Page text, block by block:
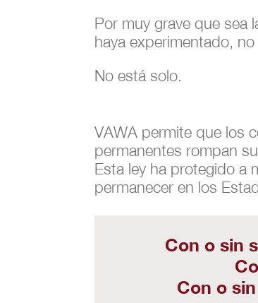
Por muy grave que sea
haya experimentado,
No está solo.
VAWA permite que los
permanentes rompan
Esta ley ha protegido a
permanecer en los
Con o sin
Con o